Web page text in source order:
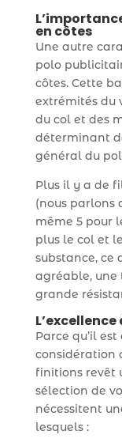
en côtes
Une autre
polo
côtes. Cette
extrémités du
du col et des
déterminant
général du
Plus il y a de
(nous parlons
même 5 pour
plus le col et
substance, ce
agréable, une
grande
Parce qu’il
considération
finitions revêt
sélection de
nécessitent
lesquels :